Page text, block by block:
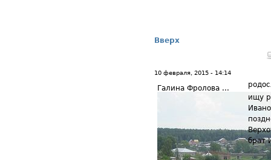
Вверх
10 февраля, 2015 - 14:14
Галина Фролова ...
ищу
брат